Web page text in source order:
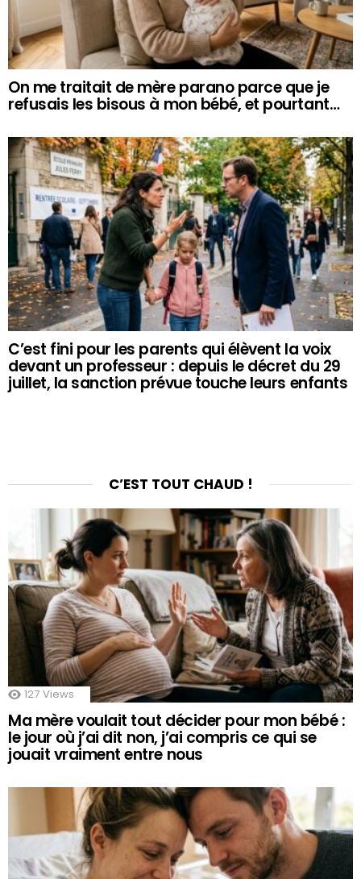
On me traitait de mère parano parce que je
refusais les bisous à mon bébé, et pourtant…
C’est fini pour les parents qui élèvent la voix
devant un professeur : depuis le décret du 29
juillet, la sanction prévue touche leurs enfants
C’EST TOUT CHAUD !
127 Views
Ma mère voulait tout décider pour mon bébé :
le jour où j’ai dit non, j’ai compris ce qui se
jouait vraiment entre nous